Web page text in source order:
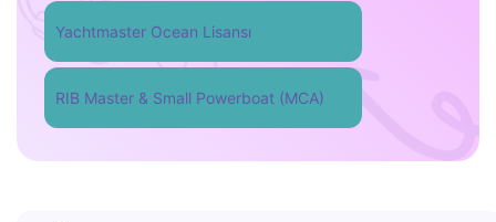
Yachtmaster Ocean Lisansı
RIB Master & Small Powerboat (MCA)